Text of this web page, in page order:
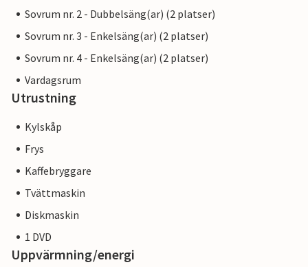
Sovrum nr. 2 - Dubbelsäng(ar) (2 platser)
Sovrum nr. 3 - Enkelsäng(ar) (2 platser)
Sovrum nr. 4 - Enkelsäng(ar) (2 platser)
Vardagsrum
Utrustning
Kylskåp
Frys
Kaffebryggare
Tvättmaskin
Diskmaskin
1 DVD
Uppvärmning/energi